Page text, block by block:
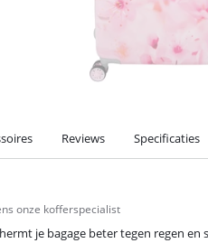
Reviews Specificaties
onze kofferspecialist
je bagage beter tegen regen